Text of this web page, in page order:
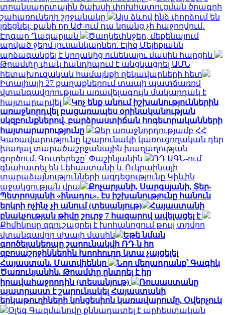
տրանսպորտային ծախսի փոխհատուցման ծրագրի
շահառուների շրջանակը
Այս ձևով ինձ փորձում են
լռեցնել, քանի որ ԱԺ-ում դա նրանց չի հաջողվում․
Էդգար Ղազարյան
Ծաղկեփնջեր, մեքենայում
արված ջերմ լուսանկարներ. Էլիզ Մելիքյանն
արձագանքել է կողակից ունենալու մասին հարցին
Թրամփը փակ հանդիպում է անցկացրել ԱՄՆ
հետախուզական համայնքի ղեկավարների հետ
Իտալիայի 27 քաղաքներում տապի պատճառով
վտանգավորության առավելագույն մակարդակ է
հայտարարվել
Կոչ ենք անում իշխանություններին
առաջնորդվել բացառապես օրինականության
սկզբունքներով. բարձրաստիճան հոգեւորականների
հայտարարությունը
Ձեր առաջնորդությամբ ՀՀ
Կառավարությունը կշարունակի կառուցողական դեր
խաղալ տարածաշրջանային խաղաղության
գործում. Գուտերեշը՝ Փաշինյանին
ՌԴ ԱԳՆ-ում
գնահատել են Լեհաստանի և Ուկրաինայի
տարաձայնությունների ազդեցությունը Կիևին
աջակցության վրա
Քոչարյանի, Սարգսյանի, Տեր-
Պետրոսյանի «ինադու». էս իշխանությունը հանուն
երկրի ոչինչ չի անում (տեսանյութ)
Հայաստանի
բնակչության թիվը շուրջ 7 հազարով ավելացել է
Քիմիկոսը զգուշացրել է խոհանոցում թույլ տրվող
վտանգավոր սխալի մասին
Եթե նման
գործելակերպը շարունակվի ՌԴ-ն իր
զբոսաշրջիկներին խորհուրդ կտա չայցելել
Հայաստան. Մատվիենկո
Նոր մեղադրանք՝ Գագիկ
Ծառուկյանին. Թրամփը ընտրել է իր
իրավահաջորդին (տեսանյութ)
Ռուսաստանը
պատրաստ է շարունակել Հայաստանի
երկաթուղիների կոնցեսիոն կառավարումը. Օվերչուկ
Օլեգ Գազմանովը քննադատել է արհեստական